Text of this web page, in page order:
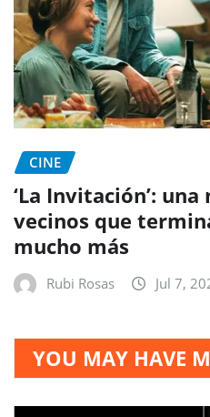
CINE
‘La Invitación’:
vecinos que
mucho más
Rubi Rosas Jul 7,
YOU MAY HAVE